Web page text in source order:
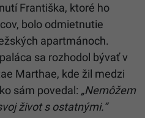
Františka, ktoré ho
bolo odmietnutie
apartmánoch.
sa rozhodol bývať v
Marthae, kde žil medzi
sám povedal: „Nemôžem
život s ostatnými.“